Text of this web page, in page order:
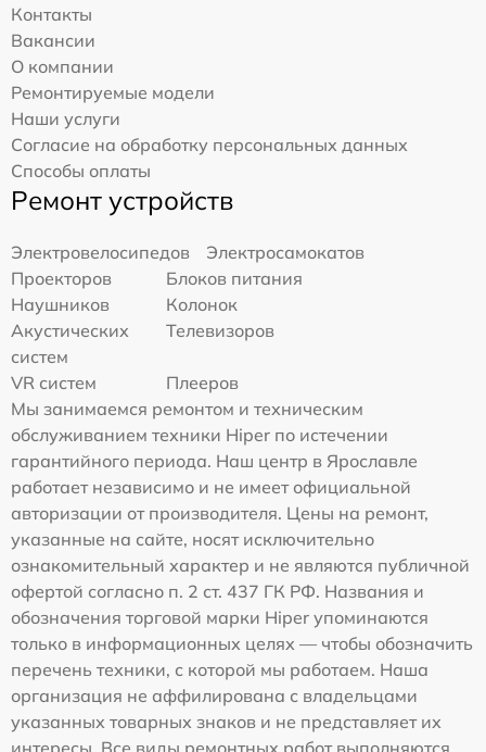
Контакты
Вакансии
О компании
Ремонтируемые модели
Наши услуги
Согласие на обработку персональных данных
Способы оплаты
Ремонт устройств
Электровелосипедов
Электросамокатов
Проекторов
Блоков питания
Наушников
Колонок
Акустических
систем
Телевизоров
VR систем
Плееров
Мы занимаемся ремонтом и техническим
обслуживанием техники Hiper по истечении
гарантийного периода. Наш центр в Ярославле
работает независимо и не имеет официальной
авторизации от производителя. Цены на ремонт,
указанные на сайте, носят исключительно
ознакомительный характер и не являются публичной
офертой согласно п. 2 ст. 437 ГК РФ. Названия и
обозначения торговой марки Hiper упоминаются
только в информационных целях — чтобы обозначить
перечень техники, с которой мы работаем. Наша
организация не аффилирована с владельцами
указанных товарных знаков и не представляет их
интересы. Все виды ремонтных работ выполняются